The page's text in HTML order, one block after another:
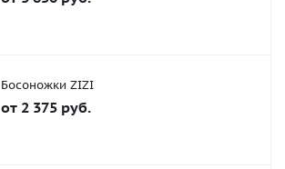
Босоножки ZIZI
от 2 375 руб.